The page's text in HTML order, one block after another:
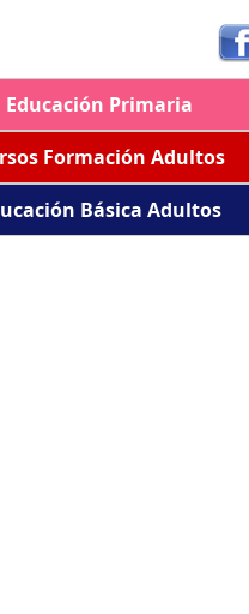
Educación Primaria
Formación Adultos
Básica Adultos